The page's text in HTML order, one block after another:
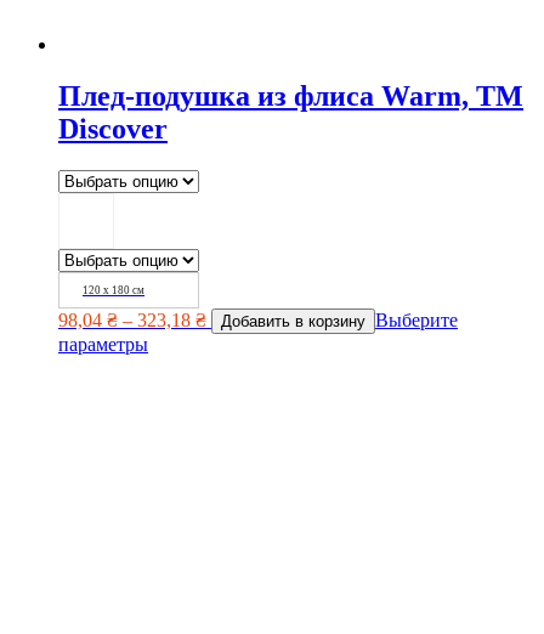
Плед-подушка из флиса Warm, TM
Discover
120 х 180 см
98,04 ₴ – 323,18 ₴ Добавить в корзину Выберите
параметры